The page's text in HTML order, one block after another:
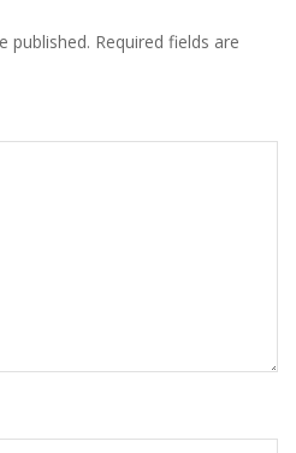
published. Required fields are